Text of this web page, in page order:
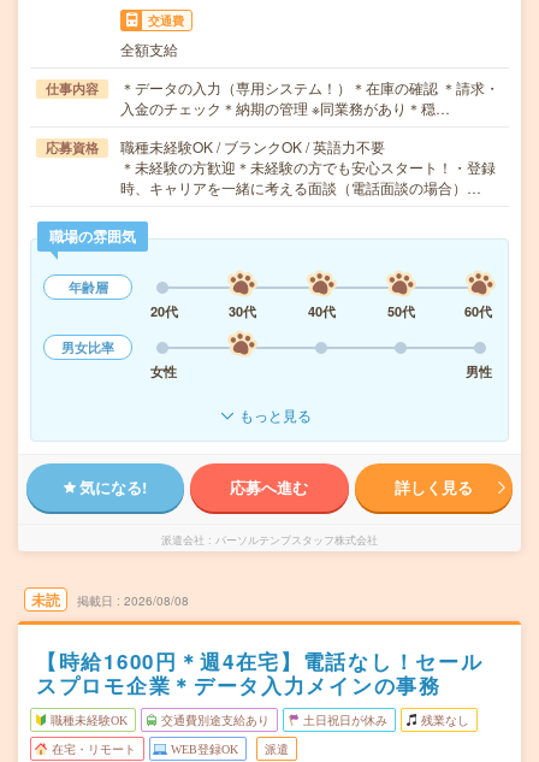
交通費
全額支給
仕事内容
＊データの入力（専用システム！）＊在庫の確認 ＊請求・
入金のチェック＊納期の管理 ※同業務があり＊穏…
応募資格
職種未経験OK / ブランクOK / 英語力不要
＊未経験の方歓迎＊未経験の方でも安心スタート！・登録
時、キャリアを一緒に考える面談（電話面談の場合）…
職場の雰囲気
年齢層
20代
30代 40代 50代
60代
男女比率
女性
男性
もっと見る
気になる! 応募へ進む 詳しく見る
派遣会社 パーソルテンプスタッフ株式会社
未読 掲載日 2026/08/08
【時給1600円＊週4在宅】電話なし！セール
スプロモ企業＊データ入力メインの事務
職種未経験OK 交通費別途支給あり 土日祝日が休み 残業なし
在宅・リモート WEB登録OK 派遣